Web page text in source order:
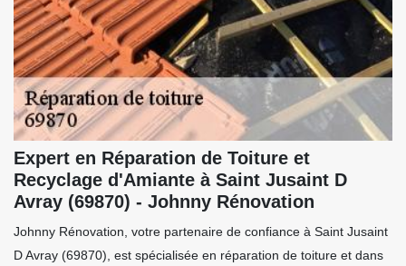
Expert en Réparation de Toiture et
Recyclage d'Amiante à Saint Jusaint D
Avray (69870) - Johnny Rénovation
Johnny Rénovation, votre partenaire de confiance à Saint Jusaint
D Avray (69870), est spécialisée en réparation de toiture et dans